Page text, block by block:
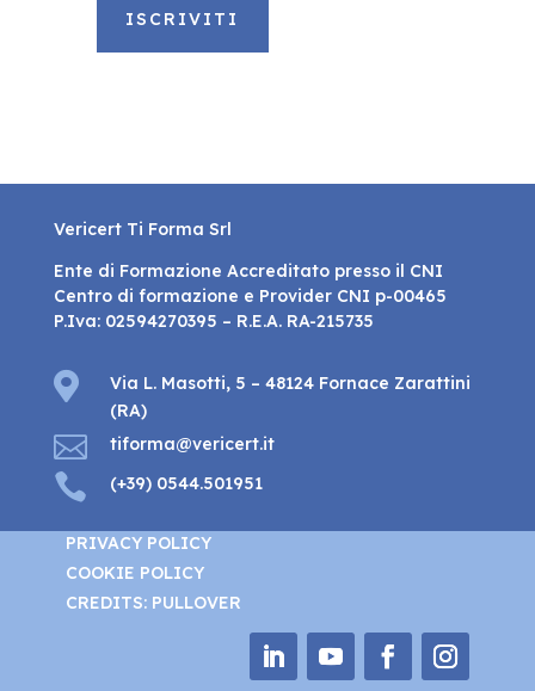
ISCRIVITI
Vericert Ti Forma Srl
Ente di Formazione Accreditato presso il CNI
Centro di formazione e Provider CNI p-00465
P.Iva: 02594270395 – R.E.A. RA-215735

Via L. Masotti, 5 – 48124 Fornace Zarattini
(RA)
 tiforma@vericert.it
 (+39) 0544.501951
PRIVACY POLICY
COOKIE POLICY
CREDITS: PULLOVER